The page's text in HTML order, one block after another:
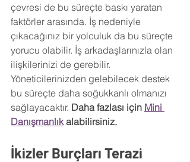
çevresi de bu süreçte baskı yaratan
faktörler arasında. İş nedeniyle
çıkacağınız bir yolculuk da bu süreçte
yorucu olabilir. İş arkadaşlarınızla olan
ilişkilerinizi de gerebilir.
Yöneticilerinizden gelebilecek destek
bu süreçte daha soğukkanlı olmanızı
sağlayacaktır. Daha fazlası için Mini
Danışmanlık alabilirsiniz.
İkizler Burçları Terazi